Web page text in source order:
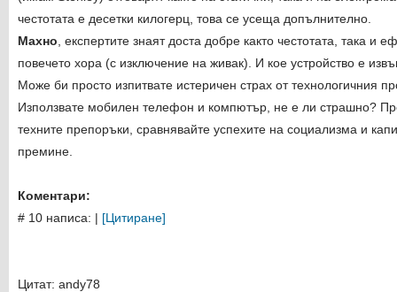
честотата е десетки килогерц, това се усеща допълнително.
Махно , експертите знаят доста добре както честотата, така
повечето хора (с изключение на живак). И кое устройство е
Може би просто изпитвате истеричен страх от технологичния
Използвате мобилен телефон и компютър, не е ли страшно?
техните препоръки, сравнявайте успехите на социализма и
премине.
Коментари:
# 10 написа: | [Цитиране]
Цитат: andy78